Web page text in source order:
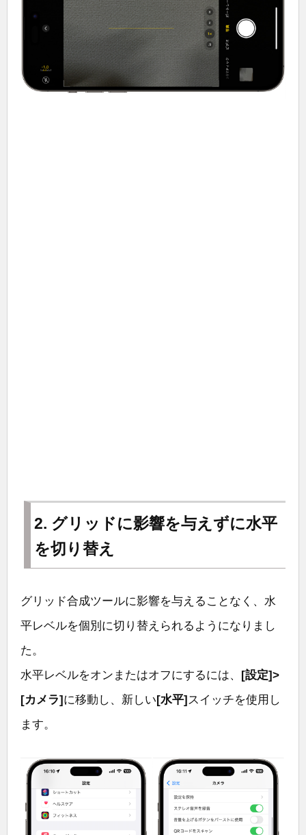
2. グリッドに影響を与えずに水平
を切り替え
グリッド合成ツールに影響を与えることなく、水
平レベルを個別に切り替えられるようになりまし
た。
水平レベルをオンまたはオフにするには、
[設定]>
[カメラ] に移動し、新しい [水平] スイッチを使用し
ます。